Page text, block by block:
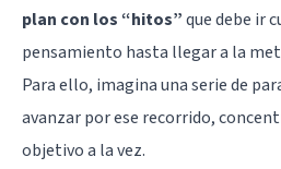
plan con los “hitos”que debe ir
pensamiento hasta llegar a la
Para ello, imagina una serie de
avanzar por ese recorrido,
objetivo a la vez.